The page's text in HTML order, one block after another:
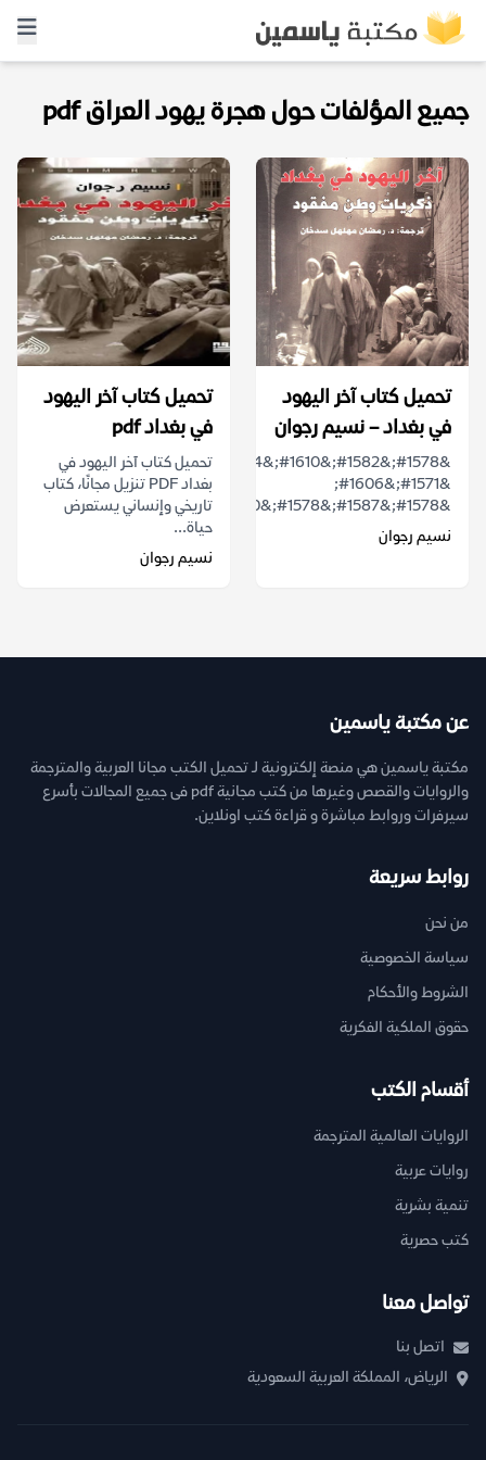
جميع المؤلفات حول هجرة يهود العراق pdf
تحميل كتاب آخر اليهود
في بغداد – نسيم رجوان
&#1571;&#1606;
&#1578;&#1587;&#1578;&#1610;&#1602;&...
نسيم رجوان
تحميل كتاب آخر اليهود
في بغداد pdf
تحميل كتاب آخر اليهود في
بغداد PDF تنزيل مجانًا، كتاب
تاريخي وإنساني يستعرض
حياة...
نسيم رجوان
عن مكتبة ياسمين
مكتبة ياسمين هي منصة إلكترونية لـ تحميل الكتب مجانا العربية والمترجمة
والروايات والقصص وغيرها من كتب مجانية pdf فى جميع المجالات بأسرع
سيرفرات وروابط مباشرة و قراءة كتب اونلاين.
روابط سريعة
من نحن
سياسة الخصوصية
الشروط والأحكام
حقوق الملكية الفكرية
أقسام الكتب
الروايات العالمية المترجمة
روايات عربية
تنمية بشرية
كتب حصرية
تواصل معنا
اتصل بنا
الرياض، المملكة العربية السعودية